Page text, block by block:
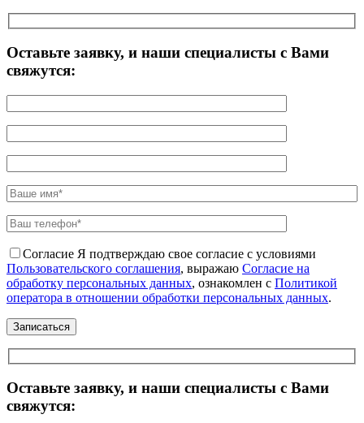
Оставьте заявку, и наши специалисты с Вами
свяжутся:
Согласие Я подтверждаю свое согласие с условиями
Пользовательского соглашения, выражаю Согласие на
обработку персональных данных, ознакомлен с Политикой
оператора в отношении обработки персональных данных.
Оставьте заявку, и наши специалисты с Вами
свяжутся: